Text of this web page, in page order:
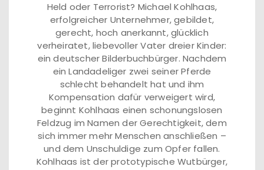
Held oder Terrorist? Michael Kohlhaas,
erfolgreicher Unternehmer, gebildet,
gerecht, hoch anerkannt, glücklich
verheiratet, liebevoller Vater dreier Kinder:
ein deutscher Bilderbuchbürger. Nachdem
ein Landadeliger zwei seiner Pferde
schlecht behandelt hat und ihm
Kompensation dafür verweigert wird,
beginnt Kohlhaas einen schonungslosen
Feldzug im Namen der Gerechtigkeit, dem
sich immer mehr Menschen anschließen –
und dem Unschuldige zum Opfer fallen.
Kohlhaas ist der prototypische Wutbürger,